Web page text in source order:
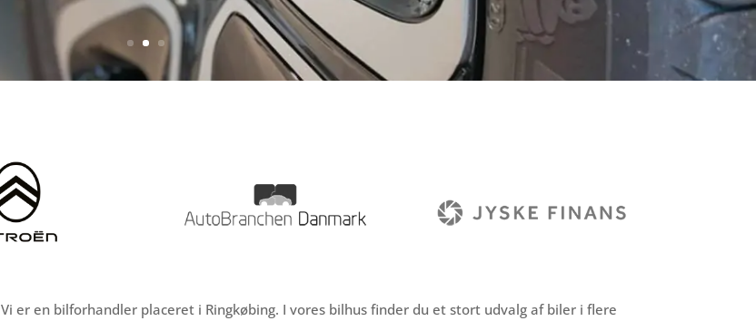
Vi er en bilforhandler placeret i Ringkøbing. I vores bilhus finder du et stort udvalg af biler i flere